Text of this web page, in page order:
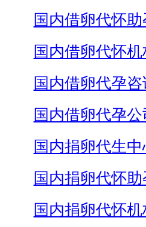
国内借卵代怀助
国内借卵代怀机
国内借卵代孕咨
国内借卵代孕公
国内捐卵代生中
国内捐卵代怀助
国内捐卵代怀机